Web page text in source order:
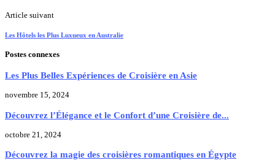
Article suivant
Les Hôtels les Plus Luxueux en Australie
Postes connexes
Les Plus Belles Expériences de Croisière en Asie
novembre 15, 2024
Découvrez l’Élégance et le Confort d’une Croisière de...
octobre 21, 2024
Découvrez la magie des croisières romantiques en Égypte